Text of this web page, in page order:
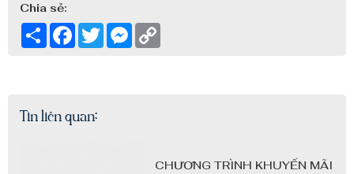
Chia sẻ:
ShareFacebook
TwitterMessenger
Tin liên quan:
CHƯƠNG TRÌNH KHUYẾN MÃI